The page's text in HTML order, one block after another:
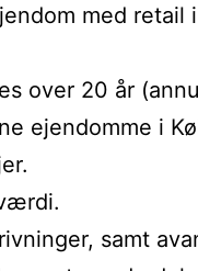
med retail
over 20 år
ejendomme i
samt